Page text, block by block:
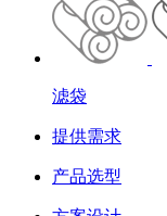
滤袋
提供需求
产品选型